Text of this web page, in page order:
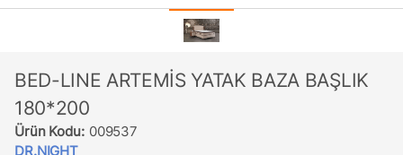
BED-LINE ARTEMİS YATAK BAZA BAŞLIK
180*200
Ürün Kodu: 009537
DR.NIGHT